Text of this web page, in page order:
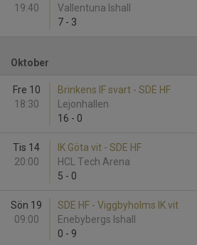
19:40
Vallentuna Ishall
7 - 3
Oktober
Fre 10
18:30
Brinkens IF svart - SDE HF
Lejonhallen
16 - 0
Tis 14
20:00
IK Göta vit - SDE HF
HCL Tech Arena
5 - 0
Sön 19
09:00
SDE HF - Viggbyholms IK vit
Enebybergs Ishall
0 - 9